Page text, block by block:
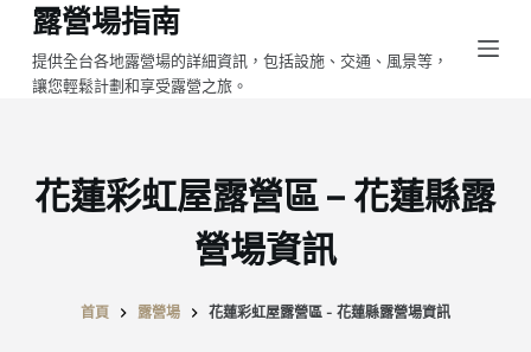
跳
至
主
容
露營場指南
提供全台各地露營場的詳細資訊，包括設施、交通、風景等，
讓您輕鬆計劃和享受露營之旅。
花蓮彩虹屋露營區 – 花蓮縣露
營場資訊
首頁 露營場 花蓮彩虹屋露營區 - 花蓮縣露營場資訊